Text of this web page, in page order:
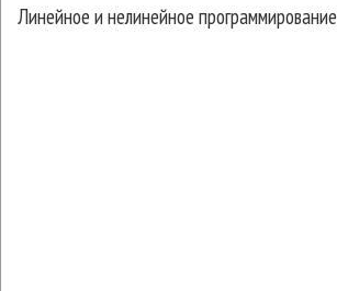
Линейное и нелинейное программирование